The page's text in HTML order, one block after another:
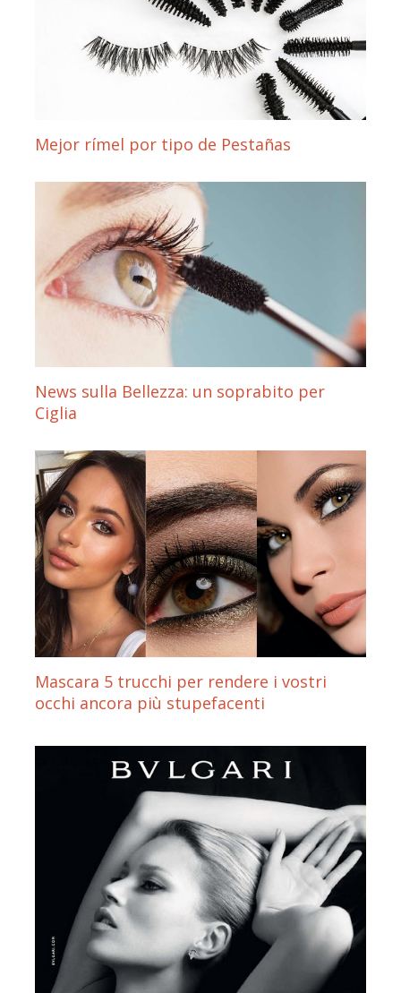
Mejor rímel por tipo de Pestañas
News sulla Bellezza: un soprabito per
Ciglia
Mascara 5 trucchi per rendere i vostri
occhi ancora più stupefacenti